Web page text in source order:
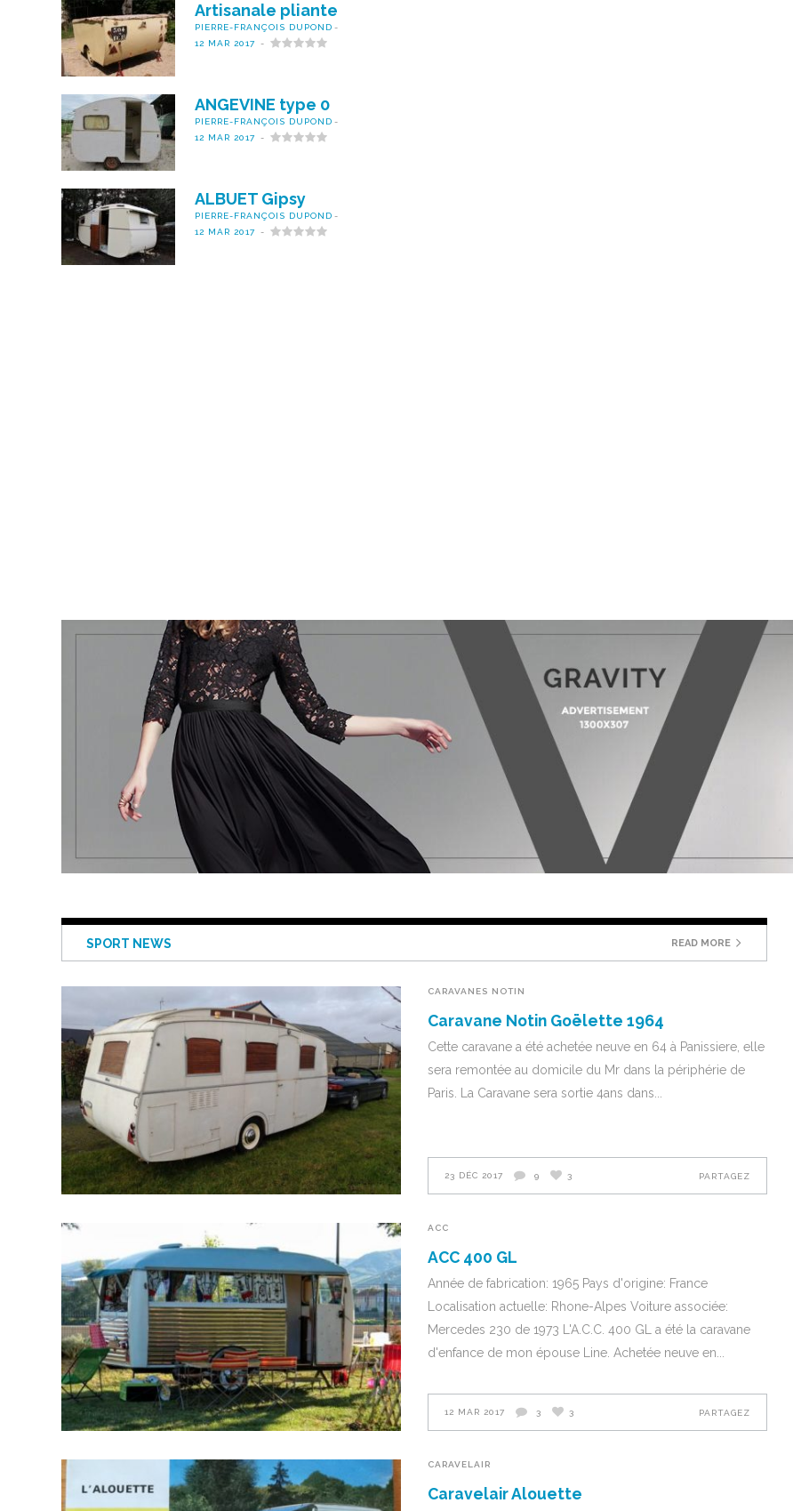
Artisanale pliante
PIERRE-FRANÇOIS DUPOND
12 MAR 2017
ANGEVINE type 0
PIERRE-FRANÇOIS DUPOND
12 MAR 2017
ALBUET Gipsy
PIERRE-FRANÇOIS DUPOND
12 MAR 2017
SPORT NEWS READ MORE
CARAVANES NOTIN
Caravane Notin Goëlette 1964
Cette caravane a été achetée neuve en 64 à Panissiere, elle
sera remontée au domicile du Mr dans la périphérie de
Paris. La Caravane sera sortie 4ans dans
23 DÉC 2017 9 3 PARTAGEZ
ACC
ACC 400 GL
Année de fabrication: 1965 Pays d'origine: France
Localisation actuelle: Rhone-Alpes Voiture associée:
Mercedes 230 de 1973 L'A.C.C. 400 GL a été la caravane
d'enfance de mon épouse Line. Achetée neuve en
12 MAR 2017 3 3 PARTAGEZ
CARAVELAIR
Caravelair Alouette